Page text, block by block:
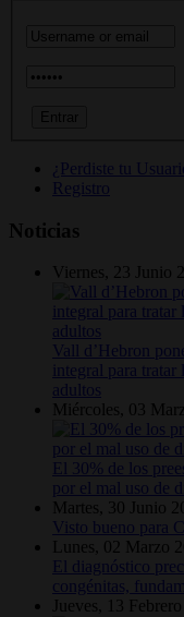
¿Perdiste tu
Registro
Noticias
Viernes, 23 Junio
Vall d’Hebron
integral para
adultos
Miércoles, 03
El 30% de los
por el mal uso de
Martes, 30 Junio
Visto bueno para
Lunes, 02 Marzo
El diagnóstico
congénitas,
Jueves, 13